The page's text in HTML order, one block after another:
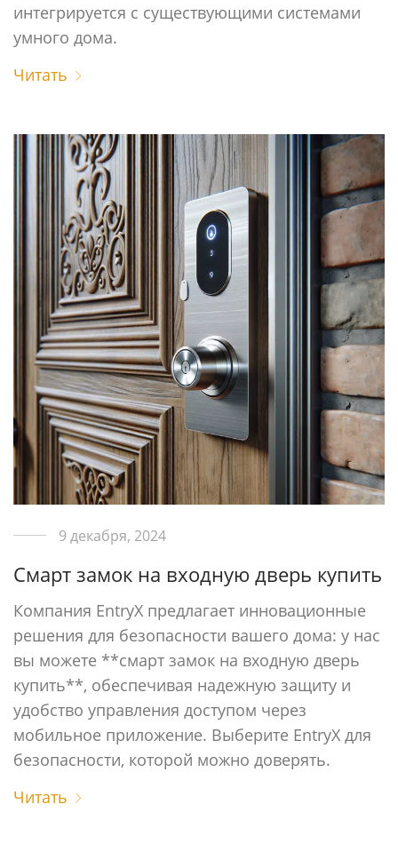
интегрируется с существующими системами
умного дома.
Читать
9 декабря, 2024
Смарт замок на входную дверь купить
Компания EntryX предлагает инновационные
решения для безопасности вашего дома: у нас
вы можете **смарт замок на входную дверь
купить**, обеспечивая надежную защиту и
удобство управления доступом через
мобильное приложение. Выберите EntryX для
безопасности, которой можно доверять.
Читать